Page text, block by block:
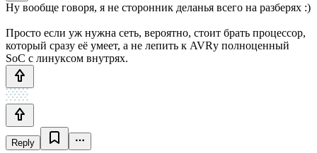
Ну вообще говоря, я не сторонник деланья всего на разберях :)
Просто если уж нужна сеть, вероятно, стоит брать процессор,
который сразу её умеет, а не лепить к AVRу полноценный
SoC с линуксом внутрях.
Reply